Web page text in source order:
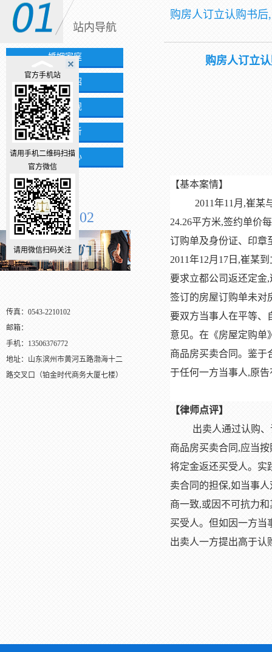
站内导航
婚姻家庭
团队介绍
法律法规
案例分析
活动中心
全国服务电话
0543-2210102
传真：0543-2210102
邮箱：
手机：13506376772
地址：山东滨州市黄河五路渤海十二
路交叉口（铂金时代商务大厦七楼）
购房人订立认购书
购房人订立
【基本案情】
2011年11月,崔某
24.26平方米,签约单价
订购单及身份证、印章
2011年12月17日,崔某
要求立都公司返还定金
签订的房屋订购单未对
要双方当事人在平等、
意见。在《房屋定购单
商品房买卖合同。鉴于
于任何一方当事人,原
【律师点评】
出卖人通过认购
商品房买卖合同,应当
将定金返还买受人。实
卖合同的担保,如当事
商一致,或因不可抗力
买受人。但如因一方当
出卖人一方提出高于认
官方手机站
请用手机二维码扫描
官方微信
请用微信扫码关注